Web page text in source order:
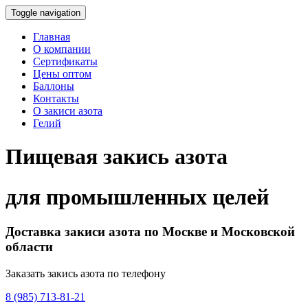
Toggle navigation
Главная
О компании
Сертификаты
Цены оптом
Баллоны
Контакты
О закиси азота
Гелий
Пищевая закись азота
для промышленных целей
Доставка закиси азота по Москве и Московской
области
Заказать закись азота по телефону
8 (985) 713-81-21